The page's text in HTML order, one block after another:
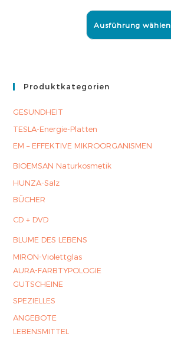
Ausführung wählen
Produktkategorien
GESUNDHEIT
TESLA-Energie-Platten
EM – EFFEKTIVE MIKROORGANISMEN
BIOEMSAN Naturkosmetik
HUNZA-Salz
BÜCHER
CD + DVD
BLUME DES LEBENS
MIRON-Violettglas
AURA-FARBTYPOLOGIE
GUTSCHEINE
SPEZIELLES
ANGEBOTE
LEBENSMITTEL